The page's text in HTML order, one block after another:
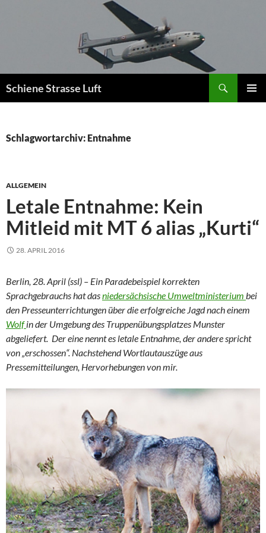
Schiene Strasse Luft
Schlagwortarchiv: Entnahme
ALLGEMEIN
Letale Entnahme: Kein
Mitleid mit MT 6 alias „Kurti“
28. APRIL 2016
Berlin, 28. April (ssl) – Ein Paradebeispiel korrekten
Sprachgebrauchs hat dasniedersächsische Umweltministerium bei
den Presseunterrichtungen über die erfolgreiche Jagd nach einem
Wolfin der Umgebung des Truppenübungsplatzes Munster
abgeliefert. Der eine nennt es letale Entnahme, der andere spricht
von „erschossen“. Nachstehend Wortlautauszüge aus
Pressemitteilungen, Hervorhebungen von mir.